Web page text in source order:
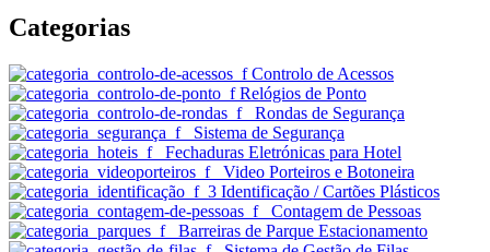
Categorias
Controlo de Acessos
Relógios de Ponto
Rondas de Segurança
Sistema de Segurança
Fechaduras Eletrónicas para Hotel
Video Porteiros e Botoneira
Identificação / Cartões Plásticos
Contagem de Pessoas
Barreiras de Parque Estacionamento